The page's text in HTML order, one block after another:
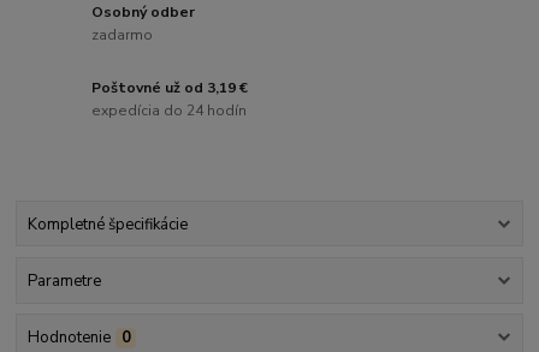
Osobný odber
zadarmo
Poštovné už od 3,19 €
expedícia do 24 hodín
Kompletné špecifikácie
Parametre
Hodnotenie 0